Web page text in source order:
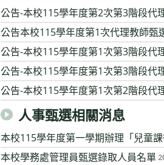
公告-本校115學年度第2次第3階段代
公告本校115學年度第1次代理教師甄
公告-本校115學年度第1次第3階段代
公告-本校115學年度第1次第3階段代
公告-本校115學年度第1次第2階段代
人事甄選相關消息
本校115學年度第一學期辦理「兒童
本校學務處管理員甄選錄取人員名單